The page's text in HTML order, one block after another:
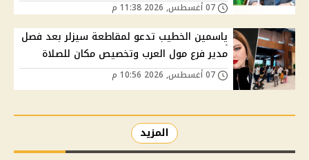
ياسمين الخطيب تدعو لمقاطعة سيزلر بعد فصل
مدير فرع مول العرب وتخصيص مكان للصلاة
المزيد